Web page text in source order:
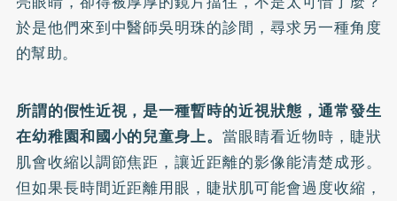
於是他們來到中醫師吳明珠的診間，尋求另一種角度
的幫助。
所謂的假性近視，是一種暫時的近視狀態，通常發生
在幼稚園和國小的兒童身上。當眼睛看近物時，睫狀
肌會收縮以調節焦距，讓近距離的影像能清楚成形。
但如果長時間近距離用眼，睫狀肌可能會過度收縮，